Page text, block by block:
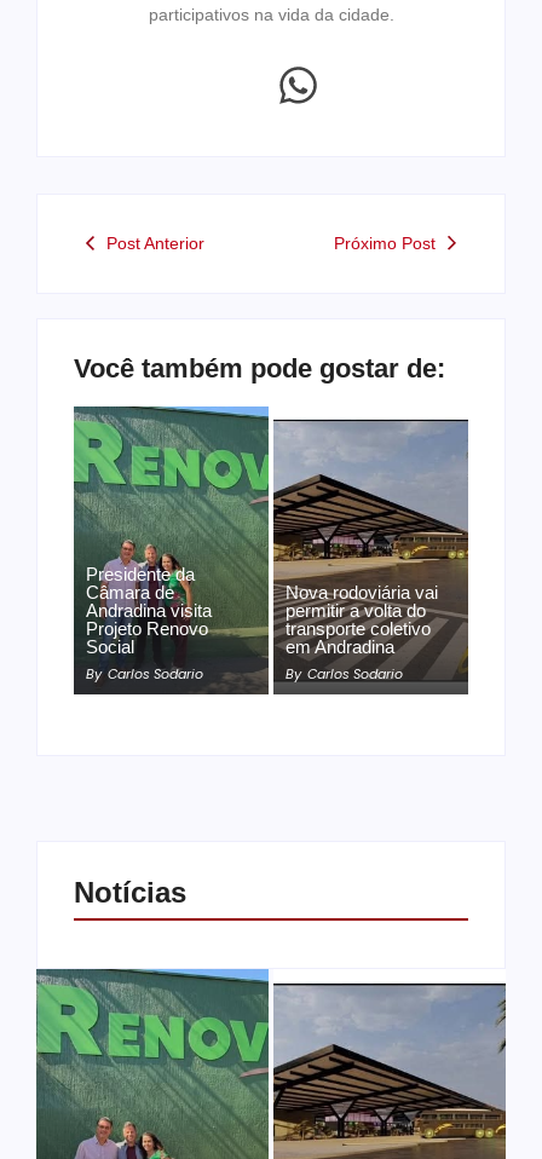
participativos na vida da cidade.
Post Anterior Próximo Post
Você também pode gostar de:
Presidente da
Câmara de
Andradina visita
Projeto Renovo
Social
By Carlos Sodario
Nova rodoviária vai
permitir a volta do
transporte coletivo
em Andradina
By Carlos Sodario
Notícias